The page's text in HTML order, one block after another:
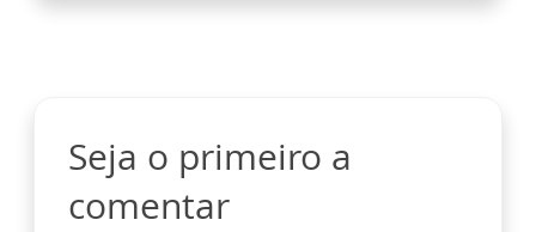
Seja o primeiro a
comentar